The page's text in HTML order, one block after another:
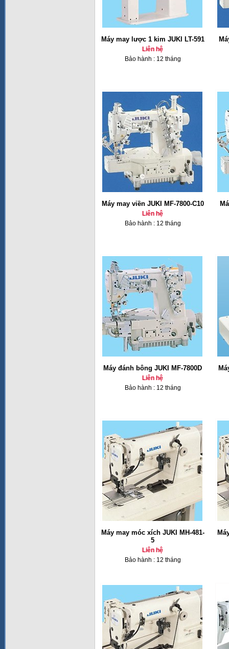
Máy may lược 1 kim JUKI LT-591
Liên hệ
Bảo hành : 12 tháng
Máy may viền JUKI MF-7800-C10
Liên hệ
Bảo hành : 12 tháng
Máy đánh bông JUKI MF-7800D
Liên hệ
Bảo hành : 12 tháng
Máy may móc xích JUKI MH-481-
5
Liên hệ
Bảo hành : 12 tháng